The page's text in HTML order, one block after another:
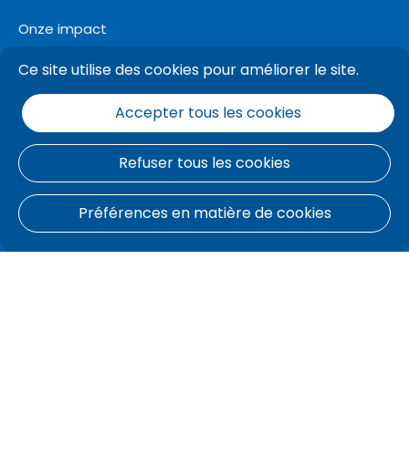
Onze impact
Maak de switch
Elektrisch rijden met E-cambio
Cadeaubon
Lage-Emissie Zones
L'App cambio
MyCambio
Ce site utilise des cookies pour améliorer le site.
Préférences en matière de cookies
Refuser tous les cookies
Accepter tous les cookies